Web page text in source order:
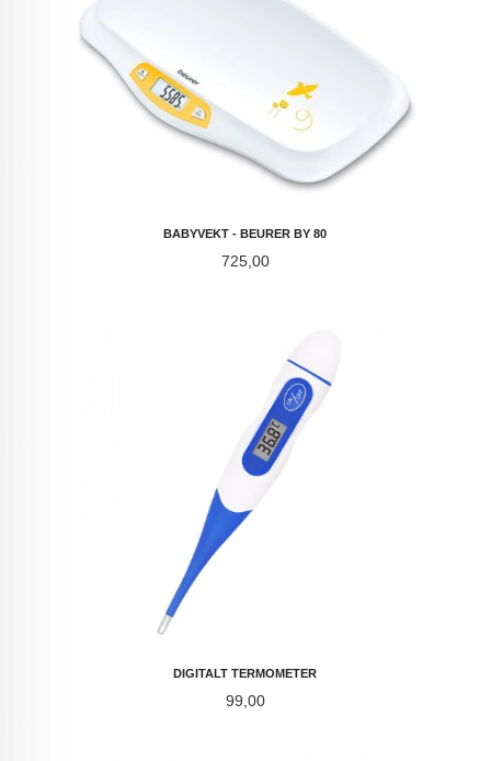
BABYVEKT - BEURER BY 80
Pris
725,00
DIGITALT TERMOMETER
Pris
99,00